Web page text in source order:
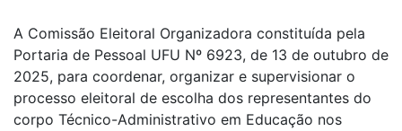
A Comissão Eleitoral Organizadora constituída pela
Portaria de Pessoal UFU Nº 6923, de 13 de outubro de
2025, para coordenar, organizar e supervisionar o
processo eleitoral de escolha dos representantes do
corpo Técnico-Administrativo em Educação nos